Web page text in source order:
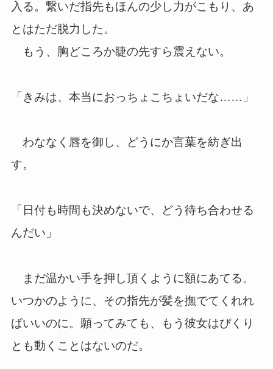
入る。繋いだ指先もほんの少し力がこもり、あ
とはただ脱力した。
もう、胸どころか睫の先すら震えない。
「きみは、本当におっちょこちょいだな……」
わななく唇を御し、どうにか言葉を紡ぎ出
す。
「日付も時間も決めないで、どう待ち合わせる
んだい」
まだ温かい手を押し頂くように額にあてる。
いつかのように、その指先が髪を撫でてくれれ
ばいいのに。願ってみても、もう彼女はぴくり
とも動くことはないのだ。